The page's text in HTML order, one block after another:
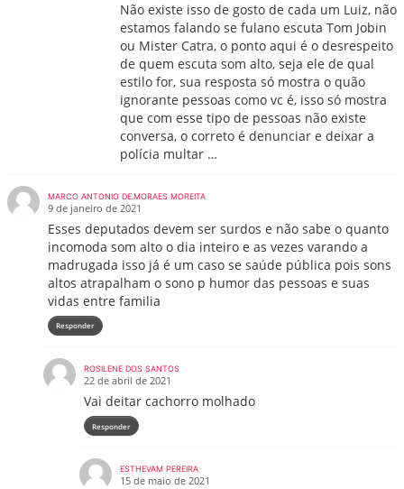
Não existe isso de gosto de cada um Luiz, não
estamos falando se fulano escuta Tom Jobin
ou Mister Catra, o ponto aqui é o desrespeito
de quem escuta som alto, seja ele de qual
estilo for, sua resposta só mostra o quão
ignorante pessoas como vc é, isso só mostra
que com esse tipo de pessoas não existe
conversa, o correto é denunciar e deixar a
polícia multar …
MARCO ANTONIO DE.MORAES MOREITA
9 de janeiro de 2021
Esses deputados devem ser surdos e não sabe o quanto
incomoda som alto o dia inteiro e as vezes varando a
madrugada isso já é um caso se saúde pública pois sons
altos atrapalham o sono p humor das pessoas e suas
vidas entre familia
Responder
ROSILENE DOS SANTOS
22 de abril de 2021
Vai deitar cachorro molhado
Responder
ESTHEVAM PEREIRA
15 de maio de 2021